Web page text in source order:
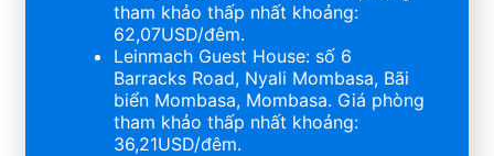
tham khảo thấp nhất khoảng:
62,07USD/đêm.
Leinmach Guest House: số 6
Barracks Road, Nyali Mombasa, Bãi
biển Mombasa, Mombasa. Giá phòng
tham khảo thấp nhất khoảng:
36,21USD/đêm.